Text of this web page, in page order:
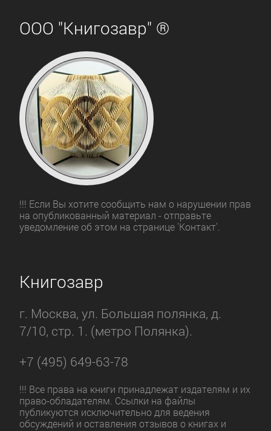
ООО "Книгозавр" ®
!!! Если Вы хотите сообщить нам о нарушении прав
на опубликованный материал - отправьте
уведомление об этом на странице 'Контакт'.
Книгозавр
г. Москва, ул. Большая полянка, д.
7/10, стр. 1. (метро Полянка).
+7 (495) 649-63-78
!!! Все права на книги принадлежат издателям и их
право-обладателям. Ссылки на файлы
публикуются исключительно для ведения
обсуждений и оставления отзывов о книгах и